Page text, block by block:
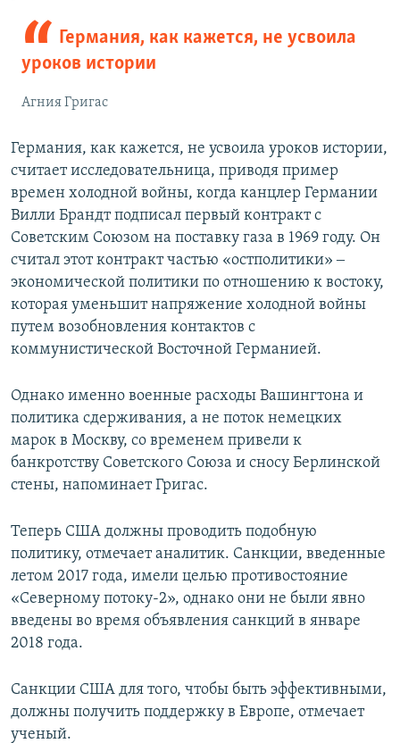
Германия, как кажется, не усвоила
уроков истории
Агния Григас
Германия, как кажется, не усвоила уроков истории,
считает исследовательница, приводя пример
времен холодной войны, когда канцлер Германии
Вилли Брандт подписал первый контракт с
Советским Союзом на поставку газа в 1969 году. Он
считал этот контракт частью «остполитики» ‒
экономической политики по отношению к востоку,
которая уменьшит напряжение холодной войны
путем возобновления контактов с
коммунистической Восточной Германией.
Однако именно военные расходы Вашингтона и
политика сдерживания, а не поток немецких
марок в Москву, со временем привели к
банкротству Советского Союза и сносу Берлинской
стены, напоминает Григас.
Теперь США должны проводить подобную
политику, отмечает аналитик. Санкции, введенные
летом 2017 года, имели целью противостояние
«Северному потоку-2», однако они не были явно
введены во время объявления санкций в январе
2018 года.
Санкции США для того, чтобы быть эффективными,
должны получить поддержку в Европе, отмечает
ученый.